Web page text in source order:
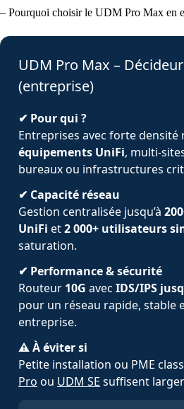
– Pourquoi choisir le UDM Pro Max en
UDM Pro Max –
(entreprise)
✔ Pour qui ?
Entreprises avec forte densité
équipements UniFi, multi-
bureaux ou infrastructures
✔ Capacité réseau
Gestion centralisée jusqu’à
UniFi et2 000+ utilisateurs
saturation.
✔ Performance & sécurité
Routeur 10G avec IDS/IPS
pour un réseau rapide, stable
entreprise.
⚠ À éviter si
Petite installation ou PME
Pro ou UDM SE suffisent